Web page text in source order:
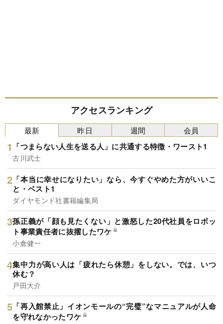
アクセスランキング
最新
「つまらない人生を送る人」に共通する特徴・ワースト1
古川武士
「本当に幸せになりたい」なら、今すぐやめた方がいいこ
と・ベスト1
ダイヤモンド社書籍編集局
孫正義が「顔も見たくない」と激怒した20代社員をロボッ
ト事業責任者に抜擢したワケ
小倉健一
集中力が高い人は「疲れたら休憩」をしない。では、いつ
休む？
戸田大介
「再入館禁止」イオンモールの“完璧”なマニュアルが人命
を守れなかったワケ
昨日 週間 会員